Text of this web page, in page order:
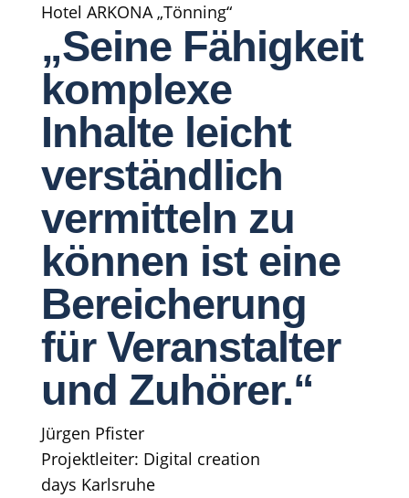
Hotel ARKONA „Tönning“
„Seine Fähigkeit
komplexe
Inhalte leicht
verständlich
vermitteln zu
können ist eine
Bereicherung
für Veranstalter
und Zuhörer.“
Jürgen Pfister
Projektleiter: Digital creation
days Karlsruhe